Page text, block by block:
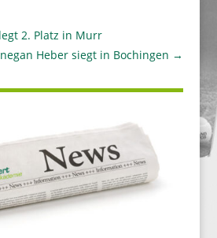
2. Platz in Murr
Heber siegt in Bochingen →